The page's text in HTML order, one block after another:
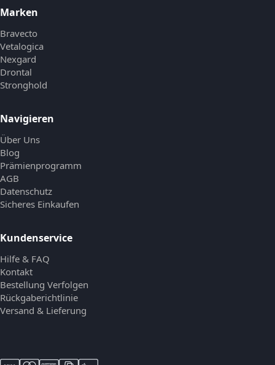
Marken
Bravecto
Vetalogica
Nexgard
Drontal
Stronghold
Navigieren
Über Uns
Blog
Prämienprogramm
AGB
Datenschutz
Sicheres Einkaufen
Kundenservice
Hilfe & FAQ
Kontakt
Bestellung Verfolgen
Rückgaberichtlinie
Versand & Lieferung